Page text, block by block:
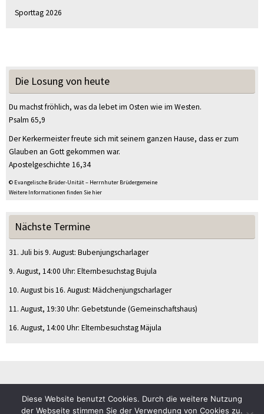
Sporttag 2026
Die Losung von heute
Du machst fröhlich, was da lebet im Osten wie im Westen.
Psalm 65,9
Der Kerkermeister freute sich mit seinem ganzen Hause, dass er zum
Glauben an Gott gekommen war.
Apostelgeschichte 16,34
© Evangelische Brüder-Unität – Herrnhuter Brüdergemeine
Weitere Informationen finden Sie hier
Nächste Termine
31. Juli bis9. August: Bubenjungscharlager
9. August, 14:00 Uhr: Elternbesuchstag Bujula
10. Augustbis16. August: Mädchenjungscharlager
11. August, 19:30 Uhr: Gebetstunde (Gemeinschaftshaus)
16. August, 14:00 Uhr: Elternbesuchstag Mäjula
© CVJM Sulz am Eck e.V.
Diese Website benutzt Cookies. Durch die weitere Nutzung
der Webseite stimmen Sie der Verwendung von Cookies zu.